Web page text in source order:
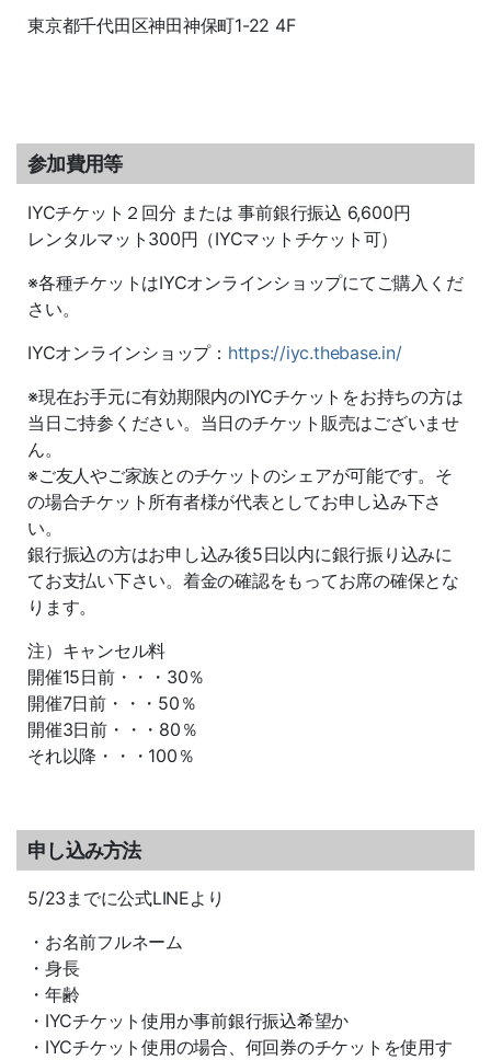
東京都千代田区神田神保町1-22 4F
参加費用等
IYCチケット２回分 または 事前銀行振込 6,600円
レンタルマット300円（IYCマットチケット可）
※各種チケットはIYCオンラインショップにてご購入くだ
さい。
IYCオンラインショップ： https://iyc.thebase.in/
※現在お手元に有効期限内のIYCチケットをお持ちの方は
当日ご持参ください。当日のチケット販売はございませ
ん。
※ご友人やご家族とのチケットのシェアが可能です。そ
の場合チケット所有者様が代表としてお申し込み下さ
い。
銀行振込の方はお申し込み後5日以内に銀行振り込みに
てお支払い下さい。着金の確認をもってお席の確保とな
ります。
注）キャンセル料
開催15日前・・・30％
開催7日前・・・50％
開催3日前・・・80％
それ以降・・・100％
申し込み方法
5/23までに公式LINEより
・お名前フルネーム
・身長
・年齢
・IYCチケット使用か事前銀行振込希望か
・IYCチケット使用の場合、何回券のチケットを使用す